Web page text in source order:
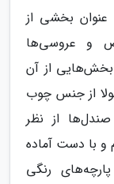
عنوان بخشی از
و عروسی‌ها
از آن
از جنس چوب
از نظر
و با دست آماده
رنگی